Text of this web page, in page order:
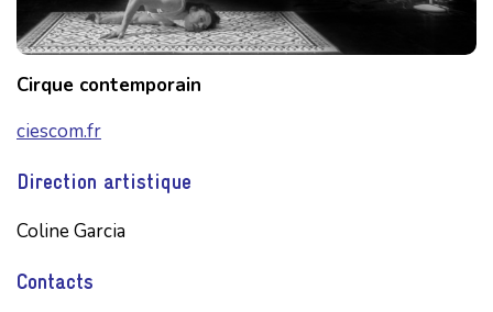
Cirque contemporain
ciescom.fr
Direction artistique
Coline Garcia
Contacts